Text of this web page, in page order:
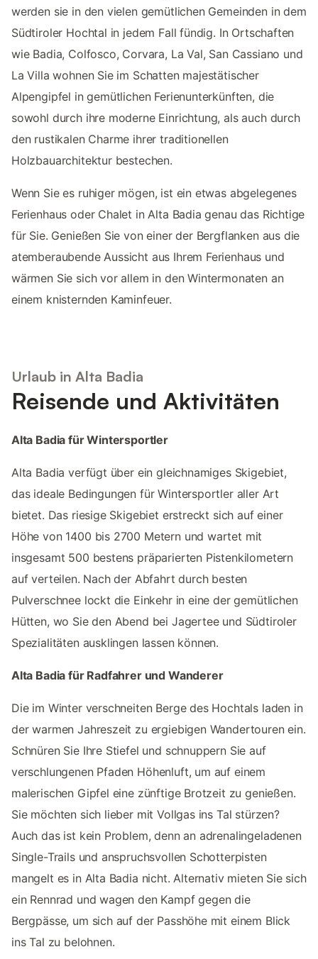
werden sie in den vielen gemütlichen Gemeinden in dem
Südtiroler Hochtal in jedem Fall fündig. In Ortschaften
wie Badia, Colfosco, Corvara, La Val, San Cassiano und
La Villa wohnen Sie im Schatten majestätischer
Alpengipfel in gemütlichen Ferienunterkünften, die
sowohl durch ihre moderne Einrichtung, als auch durch
den rustikalen Charme ihrer traditionellen
Holzbauarchitektur bestechen.
Wenn Sie es ruhiger mögen, ist ein etwas abgelegenes
Ferienhaus oder Chalet in Alta Badia genau das Richtige
für Sie. Genießen Sie von einer der Bergflanken aus die
atemberaubende Aussicht aus Ihrem Ferienhaus und
wärmen Sie sich vor allem in den Wintermonaten an
einem knisternden Kaminfeuer.
Urlaub in Alta Badia
Reisende und Aktivitäten
Alta Badia für Wintersportler
Alta Badia verfügt über ein gleichnamiges Skigebiet,
das ideale Bedingungen für Wintersportler aller Art
bietet. Das riesige Skigebiet erstreckt sich auf einer
Höhe von 1400 bis 2700 Metern und wartet mit
insgesamt 500 bestens präparierten Pistenkilometern
auf verteilen. Nach der Abfahrt durch besten
Pulverschnee lockt die Einkehr in eine der gemütlichen
Hütten, wo Sie den Abend bei Jagertee und Südtiroler
Spezialitäten ausklingen lassen können.
Alta Badia für Radfahrer und Wanderer
Die im Winter verschneiten Berge des Hochtals laden in
der warmen Jahreszeit zu ergiebigen Wandertouren ein.
Schnüren Sie Ihre Stiefel und schnuppern Sie auf
verschlungenen Pfaden Höhenluft, um auf einem
malerischen Gipfel eine zünftige Brotzeit zu genießen.
Sie möchten sich lieber mit Vollgas ins Tal stürzen?
Auch das ist kein Problem, denn an adrenalingeladenen
Single-Trails und anspruchsvollen Schotterpisten
mangelt es in Alta Badia nicht. Alternativ mieten Sie sich
ein Rennrad und wagen den Kampf gegen die
Bergpässe, um sich auf der Passhöhe mit einem Blick
ins Tal zu belohnen.